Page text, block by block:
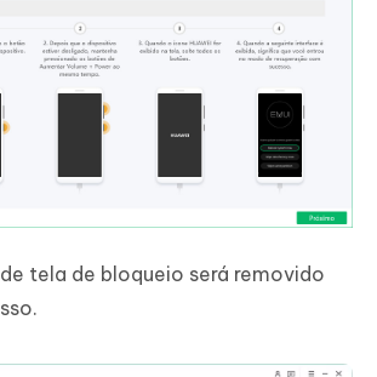
tela de bloqueio será removido